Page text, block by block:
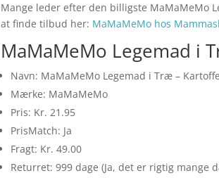
Mange leder efter den billigste MaMaMeMo
at finde tilbud her: MaMaMeMo hos
MaMaMeMo Legemad i
Navn: MaMaMeMo Legemad i Træ –
Mærke: MaMaMeMo
Pris: Kr. 21.95
PrisMatch: Ja
Fragt: Kr. 49.00
Returret: 999 dage (Ja, det er rigtig mange